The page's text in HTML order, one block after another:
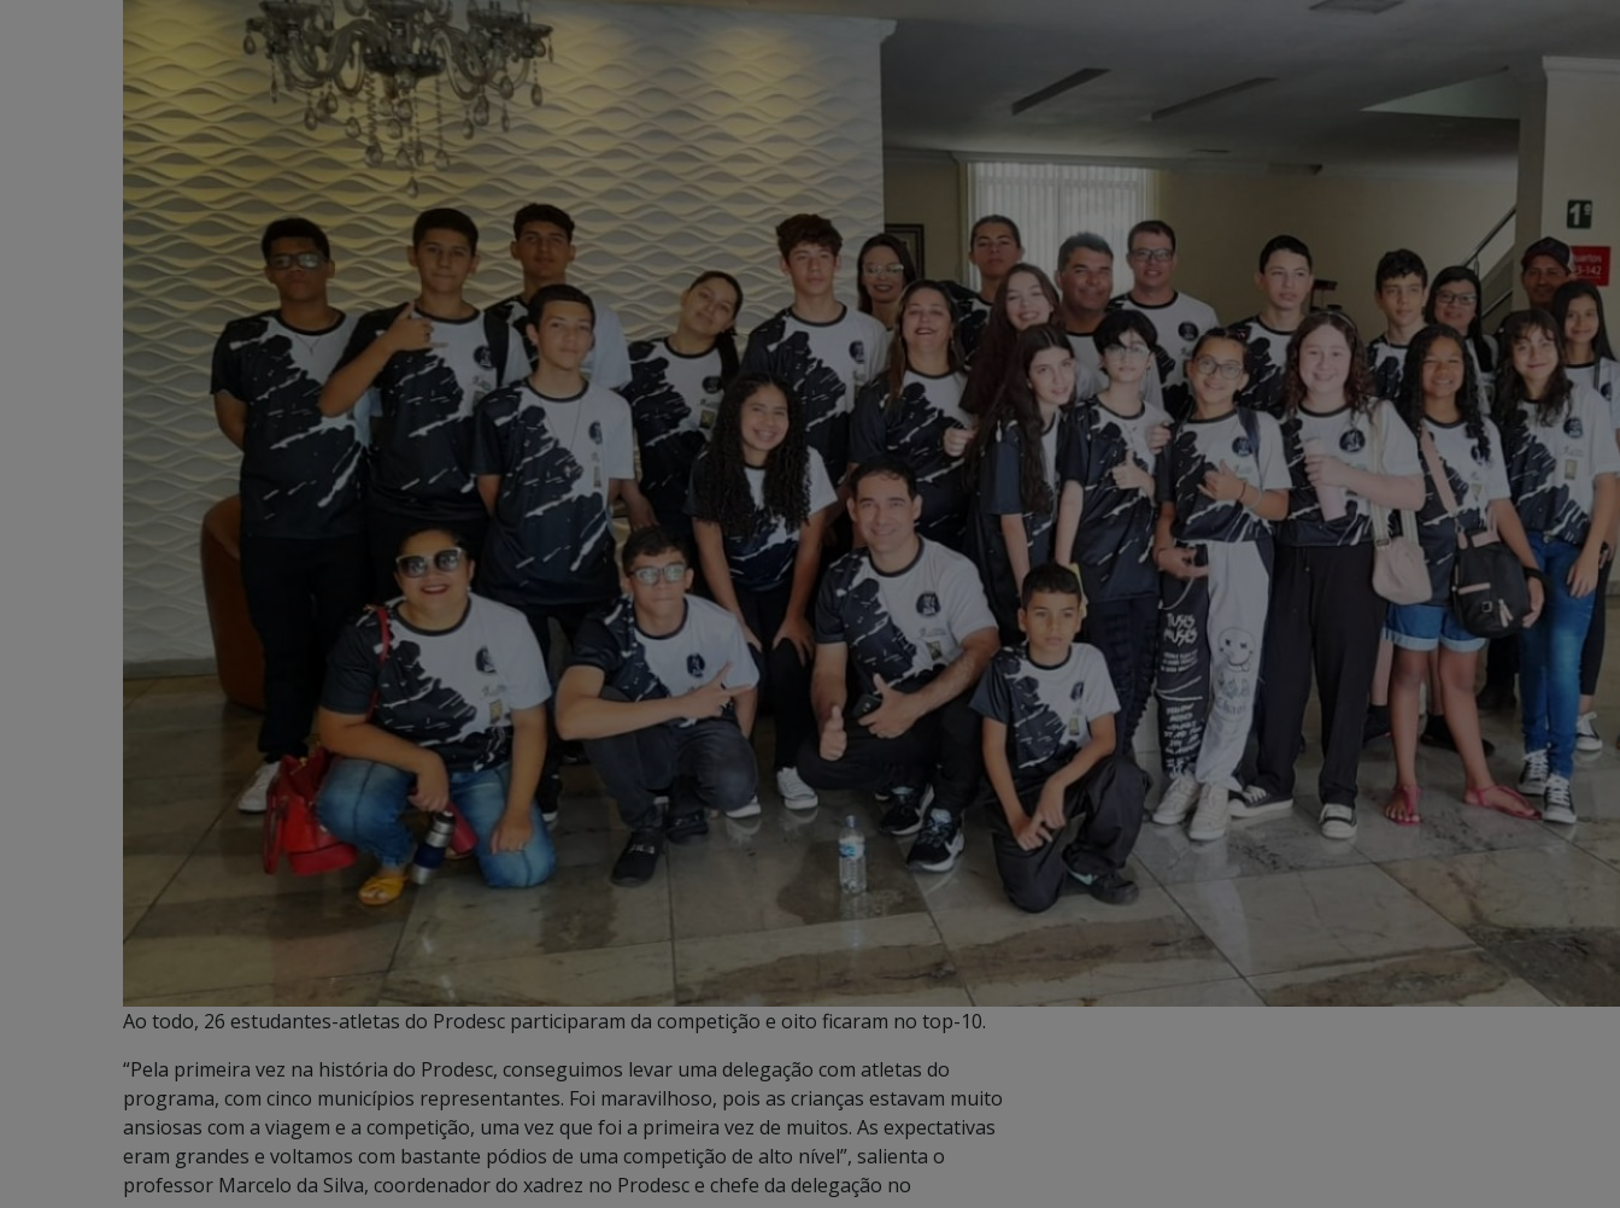
Ao todo, 26 estudantes-atletas do Prodesc participaram da competição e oito ficaram no top-10.
“Pela primeira vez na história do Prodesc, conseguimos levar uma delegação com atletas do
programa, com cinco municípios representantes. Foi maravilhoso, pois as crianças estavam muito
ansiosas com a viagem e a competição, uma vez que foi a primeira vez de muitos. As expectativas
eram grandes e voltamos com bastante pódios de uma competição de alto nível”, salienta o
professor Marcelo da Silva, coordenador do xadrez no Prodesc e chefe da delegação no